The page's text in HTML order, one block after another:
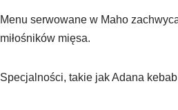
Menu serwowane w Maho
miłośników mięsa.
Specjalności, takie jak Adana